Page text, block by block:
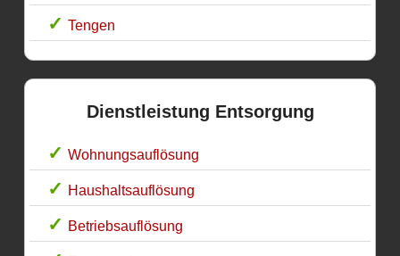
Tengen
Dienstleistung Entsorgung
Wohnungsauflösung
Haushaltsauflösung
Betriebsauflösung